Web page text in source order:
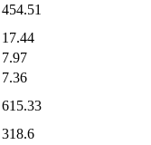
454.51
17.44
7.97
7.36
615.33
318.6